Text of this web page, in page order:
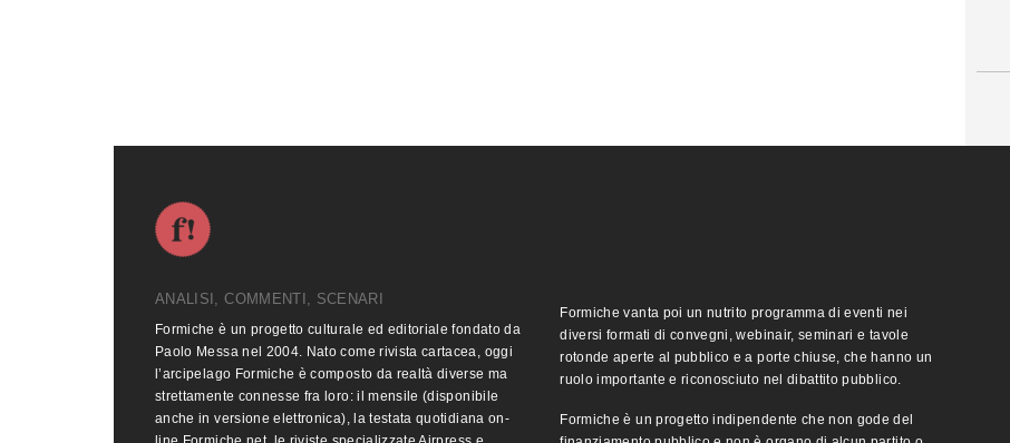
ANALISI, COMMENTI, SCENARI
Formiche è un progetto culturale ed editoriale fondato da
Paolo Messa nel 2004. Nato come rivista cartacea, oggi
l’arcipelago Formiche è composto da realtà diverse ma
strettamente connesse fra loro: il mensile (disponibile
anche in versione elettronica), la testata quotidiana on-
Formiche vanta poi un nutrito programma di eventi nei
diversi formati di convegni, webinair, seminari e tavole
rotonde aperte al pubblico e a porte chiuse, che hanno un
ruolo importante e riconosciuto nel dibattito pubblico.
Formiche è un progetto indipendente che non gode del